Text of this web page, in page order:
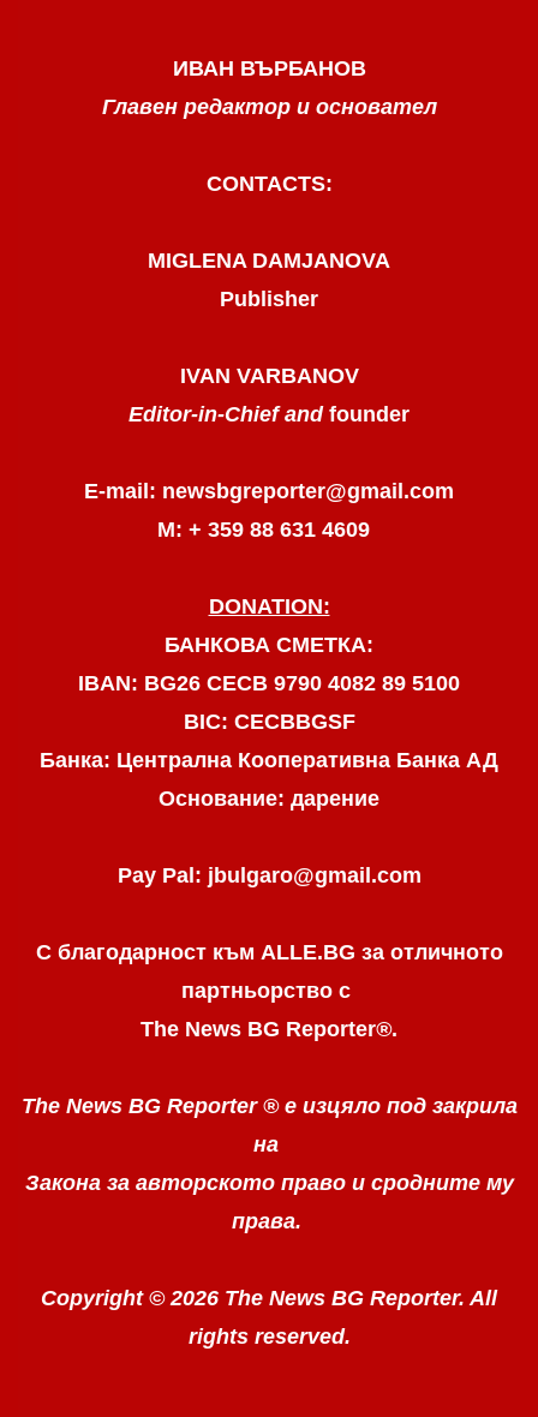
ИВАН ВЪРБАНОВ
Главен редактор и основател
CONTACTS:
MIGLENA DAMJANOVA
Publisher
IVAN VARBANOV
Editor-in-Chief and founder
E-mail: newsbgreporter@gmail.com
М: + 359 88 631 4609
DONATION:
БАНКОВА СМЕТКА:
IBAN: BG26 CECB 9790 4082 89 5100
BIC: CECBBGSF
Банка: Централна Кооперативна Банка АД
Основание: дарение
Pay Pal: jbulgaro@gmail.com
С благодарност към ALLE.BG за отличното
партньорство с
The News BG Reporter®.
The News BG Reporter ® е изцяло под закрила
на
Закона за авторското право и сродните му
права.
Copyright © 2026 The News BG Reporter. All
rights reserved.